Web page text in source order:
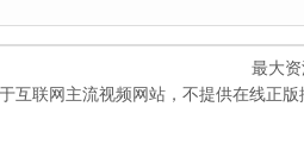
最大
互联网主流视频网站，不提供在线正